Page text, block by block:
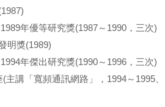
年優等研究獎(1987～1990，三次)
明獎(1989)
年傑出研究獎(1990～1996，三次)
主講「寬頻通訊網路」，1994～1995